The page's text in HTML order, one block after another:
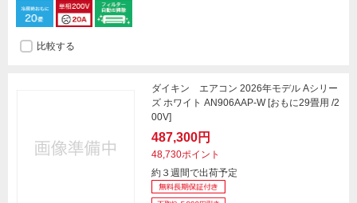
比較する
ダイキン エアコン 2026年モデル Aシリー
ズ ホワイト AN906AAP-W [おもに29畳用 /2
00V]
487,300円
48,730ポイント
約３週間で出荷予定